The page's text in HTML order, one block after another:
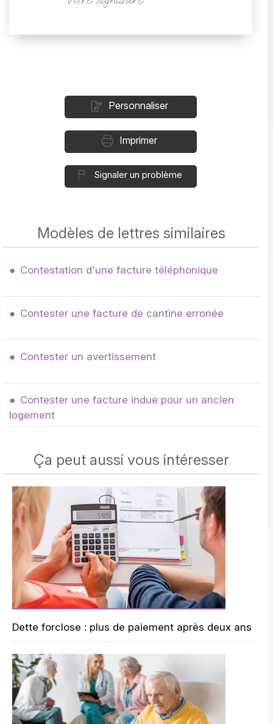
Personnaliser
Imprimer
Signaler un problème
Modèles de lettres similaires
Contestation d'une facture téléphonique
Contester une facture de cantine erronée
Contester un avertissement
Contester une facture indue pour un ancien
logement
Ça peut aussi vous intéresser
Dette forclose : plus de paiement après deux ans